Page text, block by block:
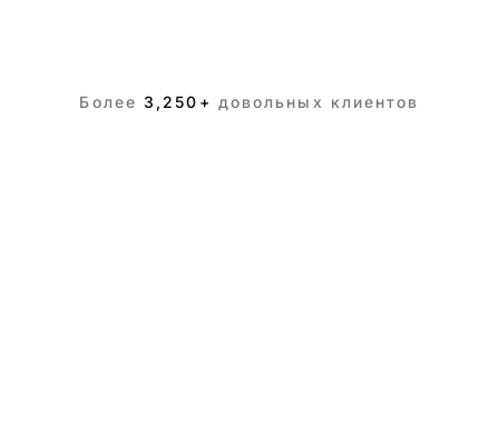
Более3,250+ довольных клиентов